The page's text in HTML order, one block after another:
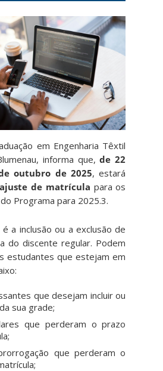
em Engenharia Têxtil
informa que,de 22
outubro de 2025, estará
ajuste de matrícula para os
Programa para 2025.3.
a inclusão ou a exclusão de
do discente regular. Podem
estudantes que estejam em
que desejam incluir ou
sua grade;
que perderam o prazo
que perderam o